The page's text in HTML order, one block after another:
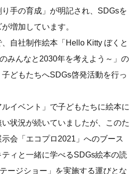
り手の育成」が明記され、SDGsを
増加しています。
自社制作絵本「Hello Kitty ぼくと
みんなと2030年を考えよう～」の
どもたちへSDGs啓発活動を行っ
イベント」で子どもたちに絵本に
状況が続いていましたが、このた
会「エコプロ2021」へのブース
ィと一緒に学べるSDGs絵本の読
ージショー」を実施する運びとな